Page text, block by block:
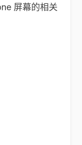
屏幕的相关